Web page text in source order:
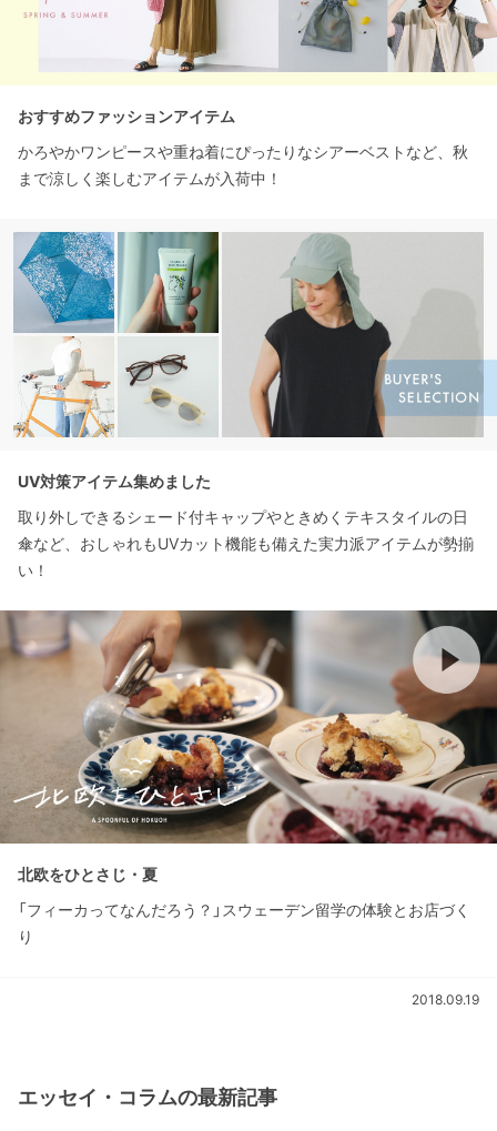
おすすめファッションアイテム
かろやかワンピースや重ね着にぴったりなシアーベストなど、秋
まで涼しく楽しむアイテムが入荷中！
UV対策アイテム集めました
取り外しできるシェード付キャップやときめくテキスタイルの日
傘など、おしゃれもUVカット機能も備えた実力派アイテムが勢揃
い！
北欧をひとさじ・夏
「フィーカってなんだろう？」スウェーデン留学の体験とお店づく
り
2018.09.19
エッセイ・コラムの最新記事